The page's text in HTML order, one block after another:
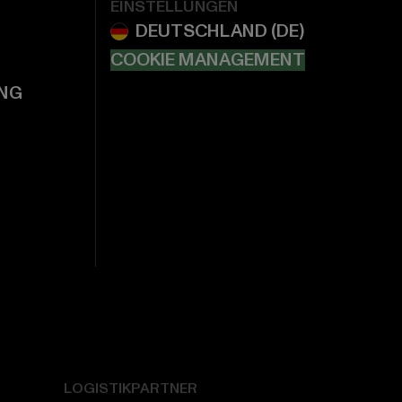
EINSTELLUNGEN
COOKIE MANAGEMENT
LOGISTIKPARTNER